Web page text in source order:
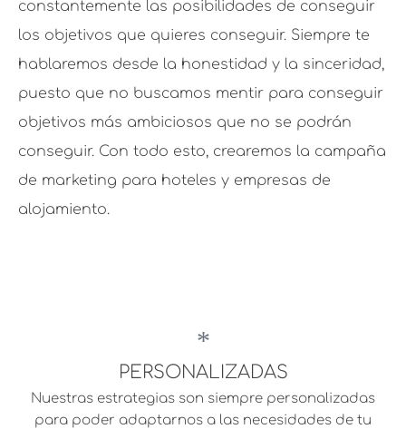
constantemente las posibilidades de conseguir
los objetivos que quieres conseguir. Siempre te
hablaremos desde la honestidad y la sinceridad,
puesto que no buscamos mentir para conseguir
objetivos más ambiciosos que no se podrán
conseguir. Con todo esto, crearemos la campaña
de marketing para hoteles y empresas de
alojamiento.
PERSONALIZADAS
Nuestras estrategias son siempre personalizadas
para poder adaptarnos a las necesidades de tu